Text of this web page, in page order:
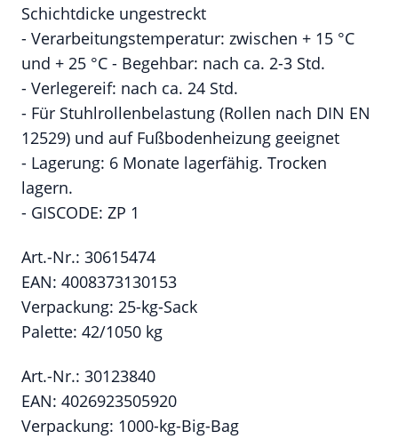
Schichtdicke ungestreckt
- Verarbeitungstemperatur: zwischen + 15 °C
und + 25 °C - Begehbar: nach ca. 2-3 Std.
- Verlegereif: nach ca. 24 Std.
- Für Stuhlrollenbelastung (Rollen nach DIN EN
12529) und auf Fußbodenheizung geeignet
- Lagerung: 6 Monate lagerfähig. Trocken
lagern.
- GISCODE: ZP 1
Art.-Nr.: 30615474
EAN: 4008373130153
Verpackung: 25-kg-Sack
Palette: 42/1050 kg
Art.-Nr.: 30123840
EAN: 4026923505920
Verpackung: 1000-kg-Big-Bag